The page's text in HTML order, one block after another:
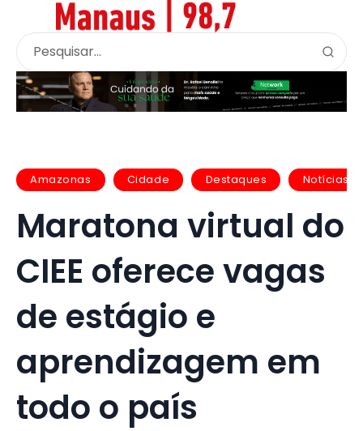
Amazonas Cidade Destaques Notícias
Maratona virtual do
CIEE oferece vagas
de estágio e
aprendizagem em
todo o país